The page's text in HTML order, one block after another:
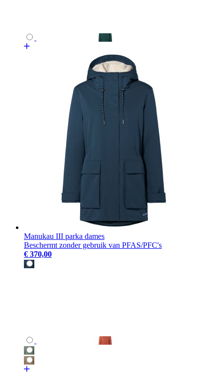
Manukau III parka dames
Beschermt zonder gebruik van PFAS/PFC's
€ 370,00